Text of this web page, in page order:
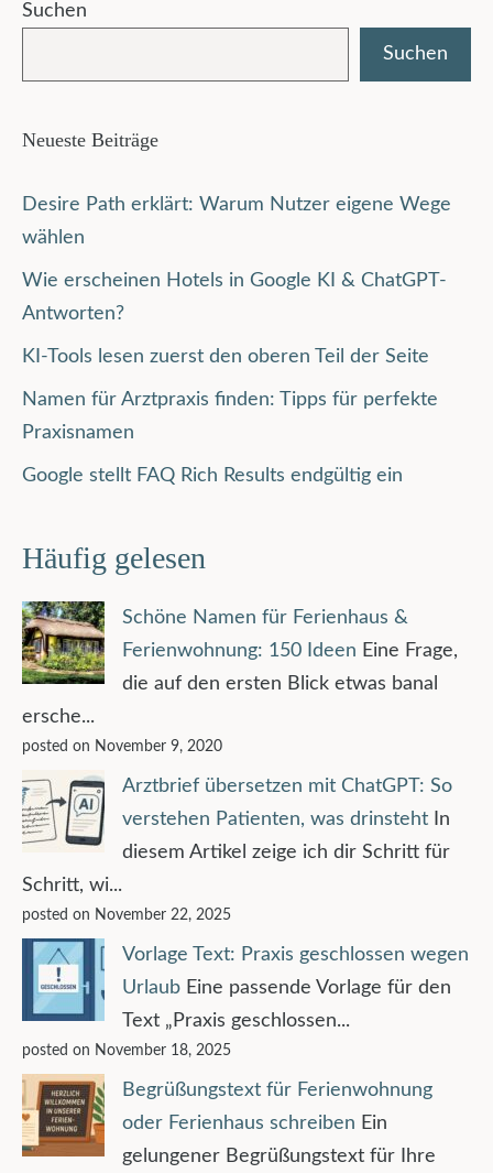
Suchen
Suchen
Neueste Beiträge
Desire Path erklärt: Warum Nutzer eigene Wege
wählen
Wie erscheinen Hotels in Google KI & ChatGPT-
Antworten?
KI-Tools lesen zuerst den oberen Teil der Seite
Namen für Arztpraxis finden: Tipps für perfekte
Praxisnamen
Google stellt FAQ Rich Results endgültig ein
Häufig gelesen
Schöne Namen für Ferienhaus &
Ferienwohnung: 150 Ideen Eine Frage,
die auf den ersten Blick etwas banal
ersche...
posted on November 9, 2020
Arztbrief übersetzen mit ChatGPT: So
verstehen Patienten, was drinsteht
In
diesem Artikel zeige ich dir Schritt für
Schritt, wi...
posted on November 22, 2025
Vorlage Text: Praxis geschlossen wegen
Urlaub Eine passende Vorlage für den
Text „Praxis geschlossen...
posted on November 18, 2025
Begrüßungstext für Ferienwohnung
oder Ferienhaus schreiben Ein
gelungener Begrüßungstext für Ihre